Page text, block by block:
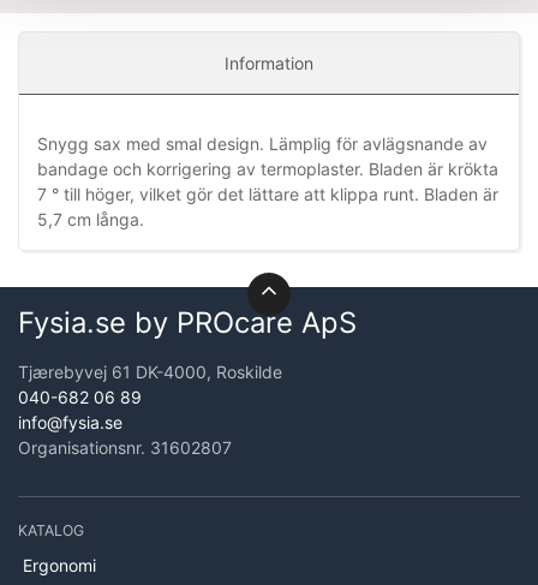
Information
Snygg sax med smal design. Lämplig för avlägsnande av
bandage och korrigering av termoplaster. Bladen är krökta
7 ° till höger, vilket gör det lättare att klippa runt. Bladen är
5,7 cm långa.
Fysia.se by PROcare ApS
Tjærebyvej 61 DK-4000, Roskilde
040-682 06 89
info@fysia.se
Organisationsnr. 31602807
KATALOG
Ergonomi